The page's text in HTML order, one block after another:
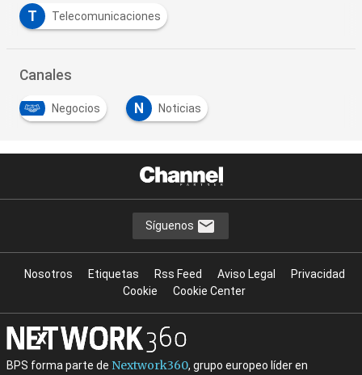
T Telecomunicaciones
Canales
Negocios N Noticias
Síguenos
Nosotros Etiquetas Rss Feed Aviso Legal
Privacidad
Cookie
Cookie Center
BPS forma parte de Nextwork360, grupo europeo líder en